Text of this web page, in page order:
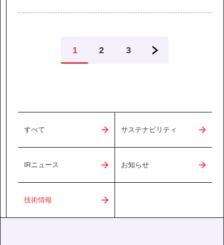
1 2 3
すべて サステナビリティ
IRニュース お知らせ
技術情報